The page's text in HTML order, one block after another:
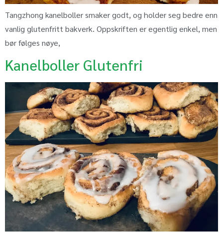
Tangzhong kanelboller smaker godt, og holder seg bedre enn
vanlig glutenfritt bakverk. Oppskriften er egentlig enkel, men
bør følges nøye,
Kanelboller Glutenfri